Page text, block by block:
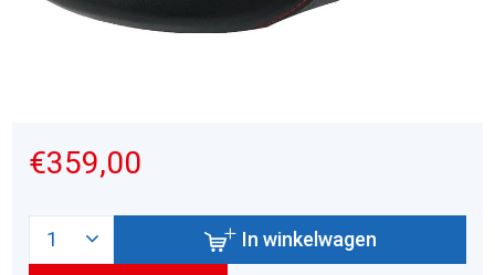
€359,00
In winkelwagen